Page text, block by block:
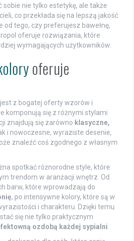
sobie nie tylko estetykę, ale także
co przekłada się na lepszą jakość
od tego, czy preferujesz bawełnę,
oferuje rozwiązania, które
wymagających użytkowników.
oferuje
z bogatej oferty wzorów i
komponują się z różnymi stylami
znajdują się zarówno klasyczne,
i nowoczesne, wyraziste desenie,
znaleźć coś zgodnego z własnym
spotkać różnorodne style, które
trendom w aranżacji wnętrz. Od
barw, które wprowadzają do
, po intensywne kolory, które są w
i charakteru. Dzięki temu
się nie tylko praktycznym
ozdobą każdej sypialni